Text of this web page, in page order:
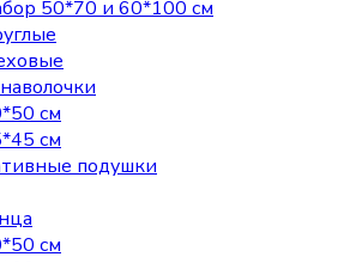
50*70 и 60*100 см
см
см
подушки
см